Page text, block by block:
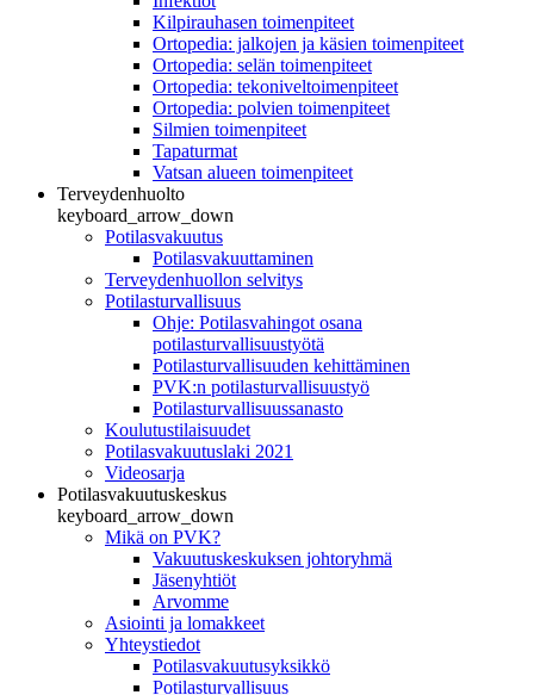
Kilpirauhasen toimenpiteet
Ortopedia: jalkojen ja käsien toimenpiteet
Ortopedia: selän toimenpiteet
Ortopedia: tekoniveltoimenpiteet
Ortopedia: polvien toimenpiteet
Silmien toimenpiteet
Tapaturmat
Vatsan alueen toimenpiteet
Terveydenhuolto
keyboard_arrow_down
Potilasvakuutus
Potilasvakuuttaminen
Terveydenhuollon selvitys
Potilasturvallisuus
Ohje: Potilasvahingot osana
potilasturvallisuustyötä
Potilasturvallisuuden kehittäminen
PVK:n potilasturvallisuustyö
Potilasturvallisuussanasto
Koulutustilaisuudet
Potilasvakuutuslaki 2021
Videosarja
Potilasvakuutuskeskus
keyboard_arrow_down
Mikä on PVK?
Vakuutuskeskuksen johtoryhmä
Jäsenyhtiöt
Arvomme
Asiointi ja lomakkeet
Yhteystiedot
Potilasvakuutusyksikkö
Potilasturvallisuus